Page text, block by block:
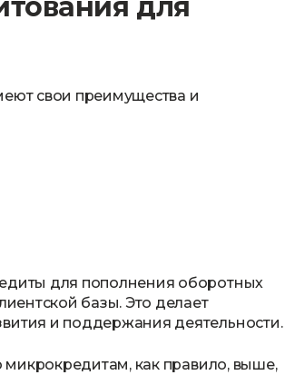
для
свои преимущества и
для пополнения оборотных
базы. Это делает
и поддержания деятельности.
как правило, выше,